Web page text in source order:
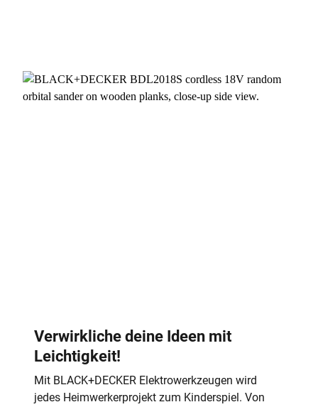
Verwirkliche deine Ideen mit
Leichtigkeit!
Mit BLACK+DECKER Elektrowerkzeugen wird
jedes Heimwerkerprojekt zum Kinderspiel. Von